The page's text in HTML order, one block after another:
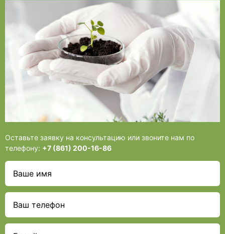
Оставьте заявку на консультацию или звоните нам по
телефону: +7 (861) 200-16-86